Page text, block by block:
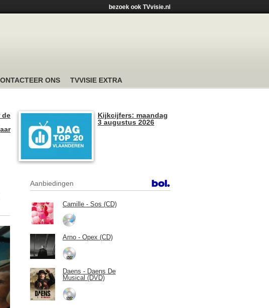
bezoek ook TVvisie.nl
ONS TVVISIE EXTRA
de
Kijkcijfers: maandag
3 augustus 2026
Aanbiedingen
Camille - Sos (CD)
Arno - Opex (CD)
Daens - Daens De
Musical (DVD)